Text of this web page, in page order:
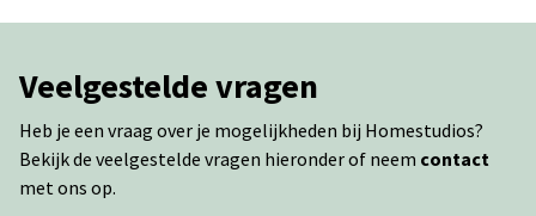
Veelgestelde vragen
Heb je een vraag over je mogelijkheden bij Homestudios?
Bekijk de veelgestelde vragen hieronder of neem contact
met ons op.